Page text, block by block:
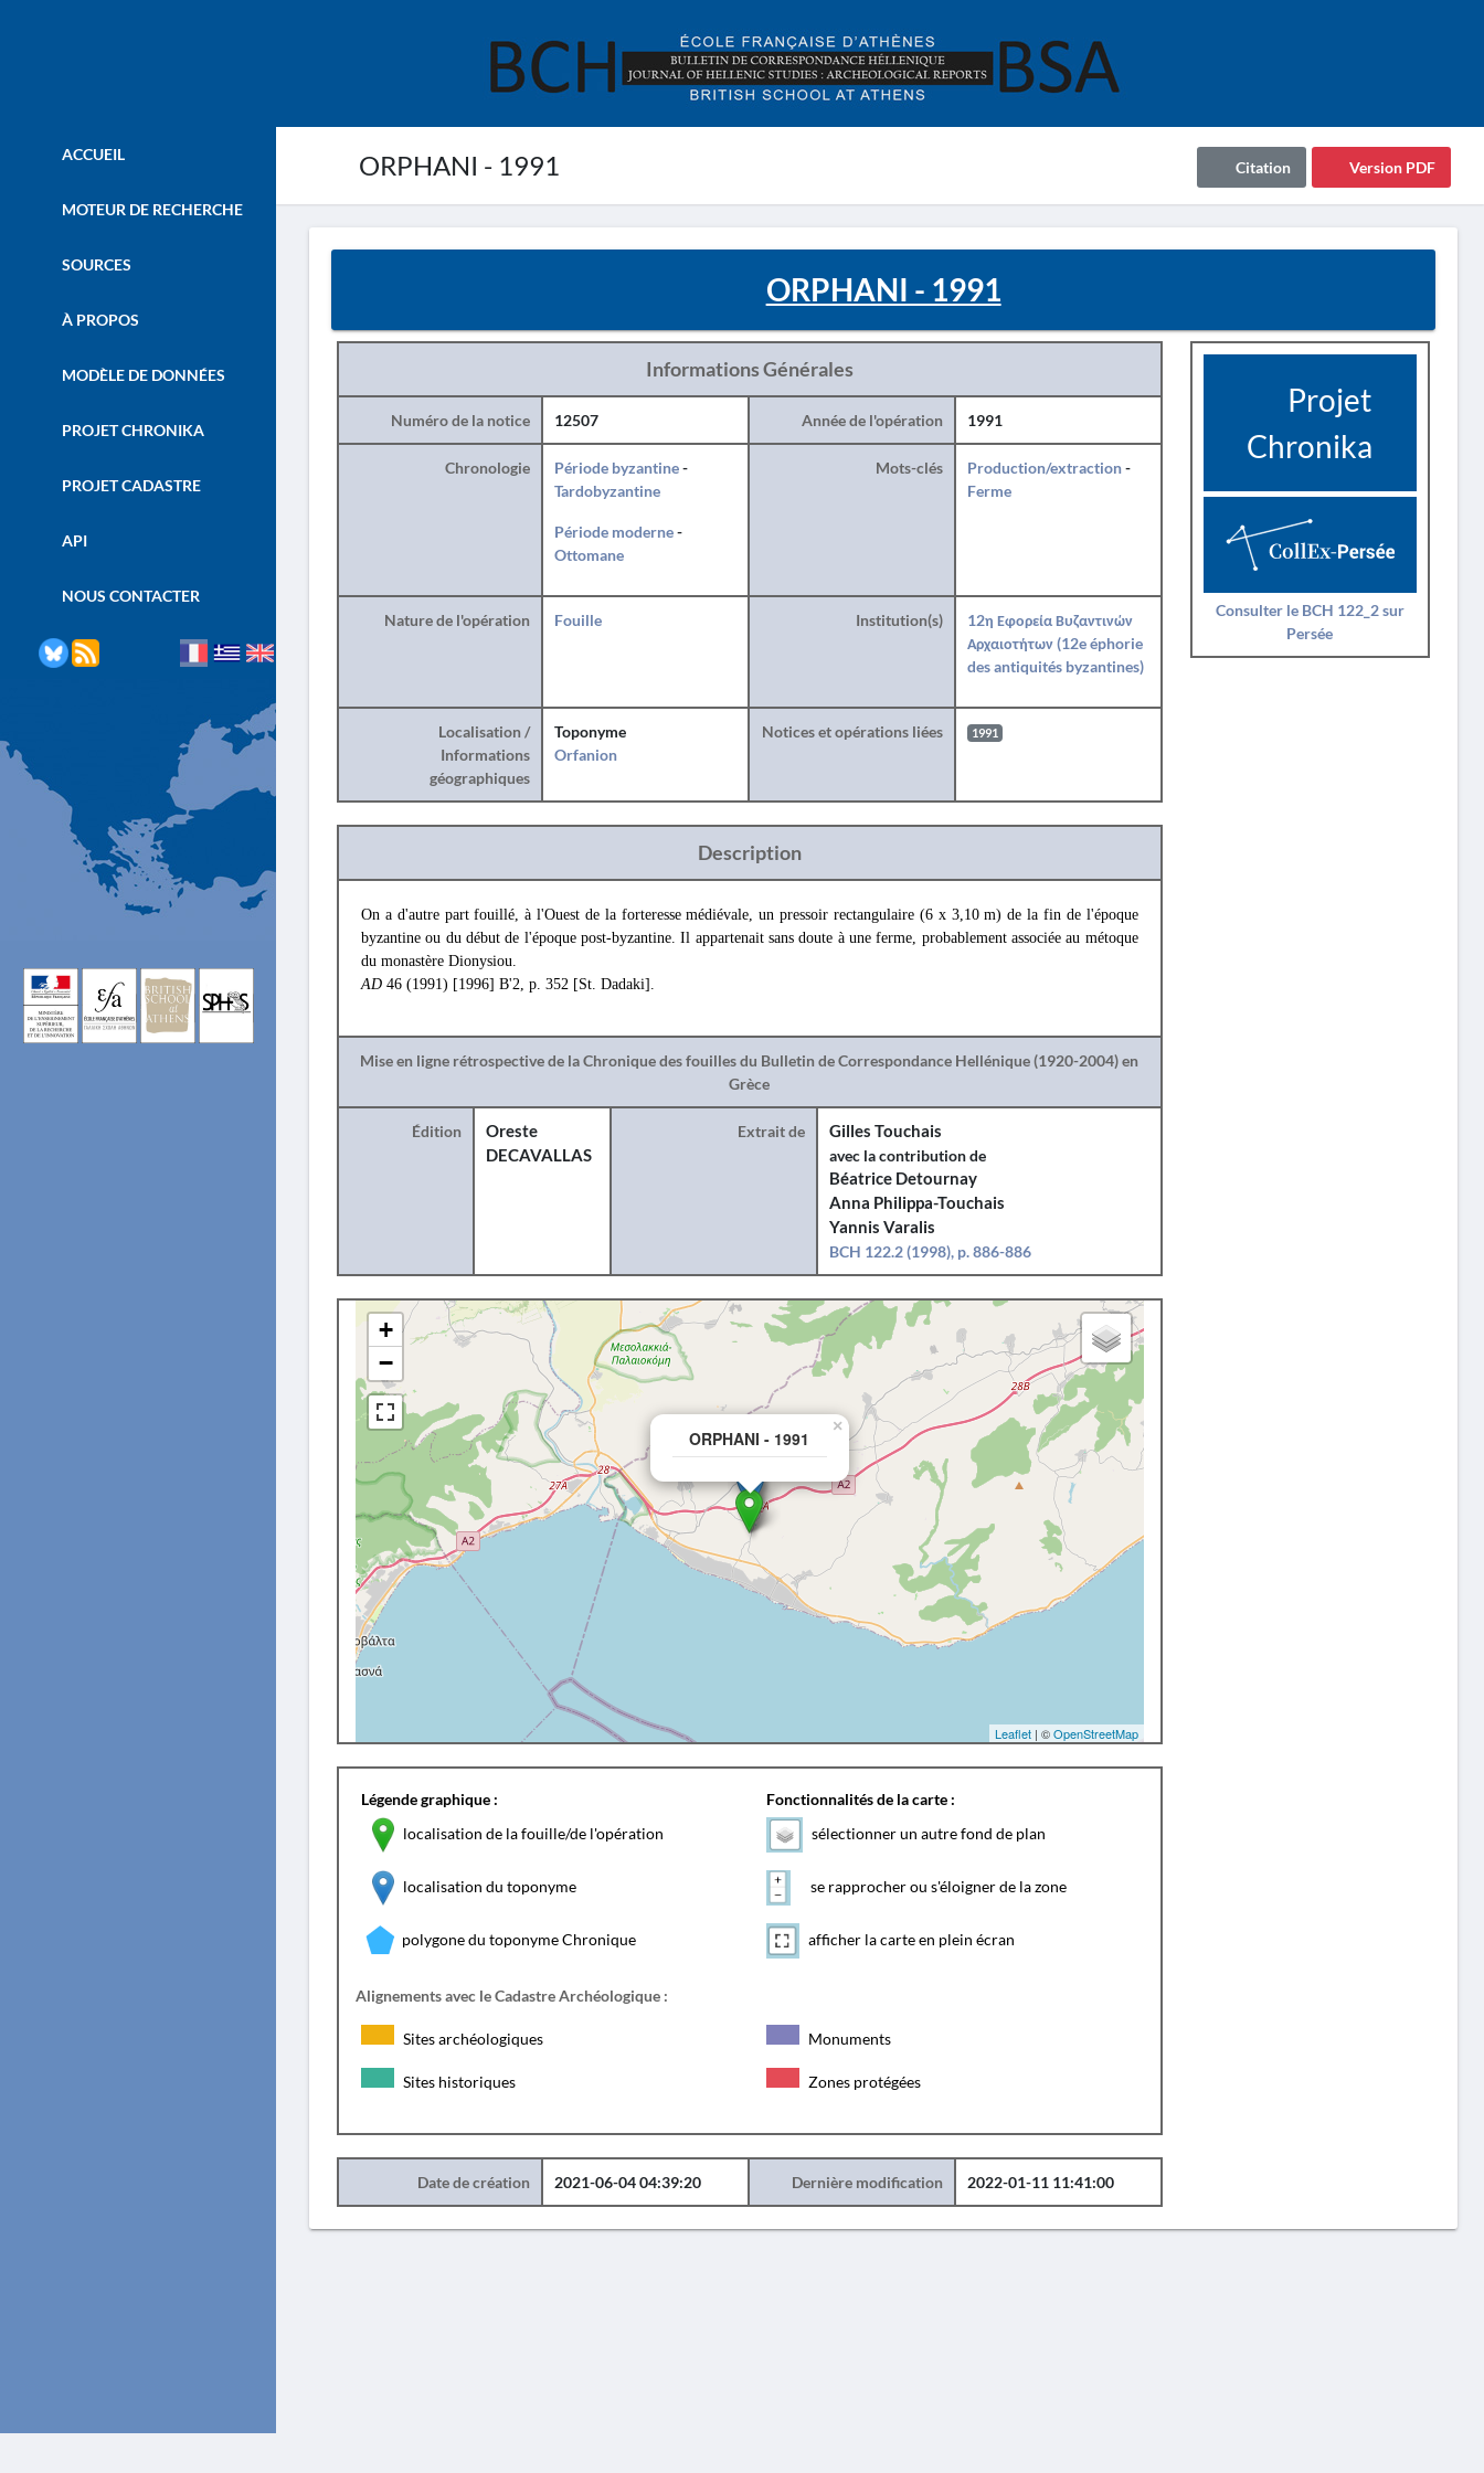
ORPHANI - 1991 Version PDF
Citation
ACCUEIL
MOTEUR DE RECHERCHE
SOURCES
À PROPOS
MODÈLE DE DONNÉES
PROJET CHRONIKA
PROJET CADASTRE
API
NOUS CONTACTER
ORPHANI - 1991
Informations Générales
Numéro de la notice 12507 Année de l'opération 1991
Chronologie Période byzantine-
Tardobyzantine
Période moderne-
Ottomane
Mots-clés Production/extraction-
Ferme
Nature de l'opération Fouille Institution(s)
12η Εφορεία Βυζαντινών
Αρχαιοτήτων (12e éphorie
des antiquités byzantines)
Localisation /
Informations
géographiques
Toponyme
Orfanion
Notices et opérations liées 1991
Description
On a d'autre part fouillé, à l'Ouest de la forteresse médiévale, un pressoir rectangulaire (6 x 3,10 m) de la fin de l'époque
byzantine ou du début de l'époque post-byzantine. Il appartenait sans doute à une ferme, probablement associée au métoque
du monastère Dionysiou.
AD 46 (1991) [1996] B'2, p. 352 [St. Dadaki].
Mise en ligne rétrospective de la Chronique des fouilles du Bulletin de Correspondance Hellénique (1920-2004) en
Grèce
Édition
Oreste
DECAVALLAS
Extrait de
Gilles Touchais
avec la contribution de
Béatrice Detournay
Anna Philippa-Touchais
Yannis Varalis
BCH 122.2 (1998), p. 886-886
ORPHANI - 1991
×
+
−
Leaflet| ©OpenStreetMap
Légende graphique :
localisation de la fouille/de l'opération
localisation du toponyme
polygone du toponyme Chronique
Fonctionnalités de la carte :
sélectionner un autre fond de plan
se rapprocher ou s'éloigner de la zone
afficher la carte en plein écran
Alignements avec le Cadastre Archéologique :
Sites archéologiques Monuments
Sites historiques Zones protégées
Date de création 2021-06-04 04:39:20 Dernière modification 2022-01-11 11:41:00
Projet
Chronika
Consulter le BCH 122_2 sur
Persée